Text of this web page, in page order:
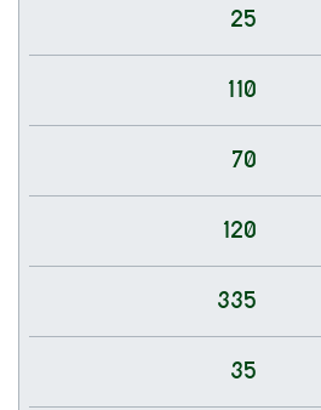
25
110
70
120
335
35